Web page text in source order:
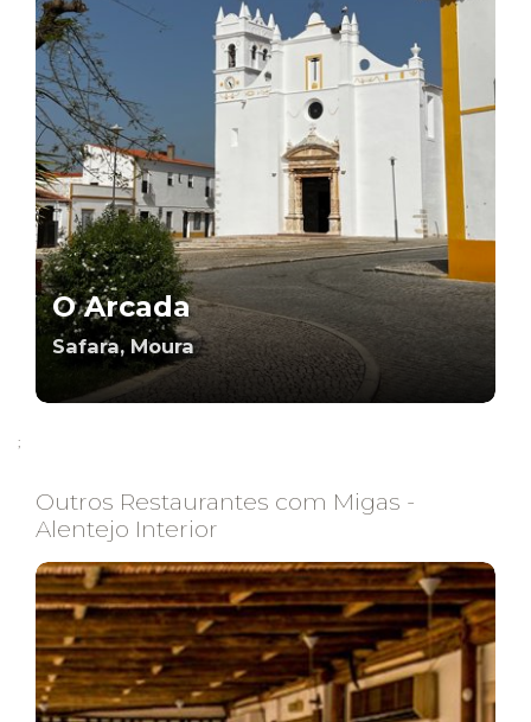
O Arcada
Safara, Moura
;
Outros Restaurantes com Migas -
Alentejo Interior